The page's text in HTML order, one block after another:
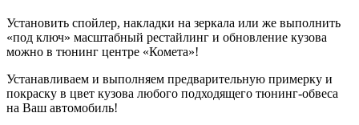
Установить спойлер, накладки на зеркала или же выполнить
«под ключ» масштабный рестайлинг и обновление кузова
можно в тюнинг центре «Комета»!
Устанавливаем и выполняем предварительную примерку и
покраску в цвет кузова любого подходящего тюнинг-обвеса
на Ваш автомобиль!